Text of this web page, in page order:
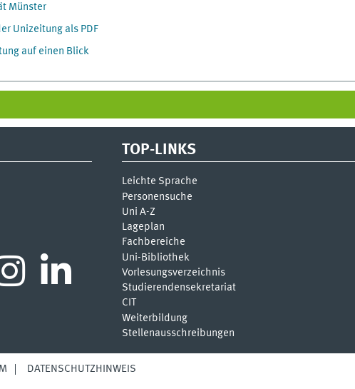
Münster
Unizeitung als PDF
auf einen Blick
TOP-LINKS
Leichte Sprache
Personensuche
Uni A-Z
Lageplan
Fachbereiche
Uni-Bi­bli­o­thek
Vor­le­sungs­ver­zeich­nis
Stu­die­ren­den­se­kre­ta­ri­at
CIT
Weiterbildung
Stellenausschreibungen
DATENSCHUTZHINWEIS